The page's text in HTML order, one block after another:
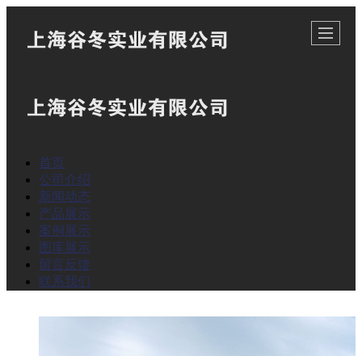
首页
公司介绍
新闻动态
产品展示
案例展示
图库展示
留言反馈
联系我们